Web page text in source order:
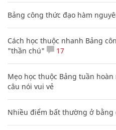
Bảng công thức đạo hàm
Cách học thuộc nhanh Bảng
"thần chú"
17
Mẹo học thuộc Bảng tuần
câu nói vui vẻ
Nhiều điểm bất thường ở bằng